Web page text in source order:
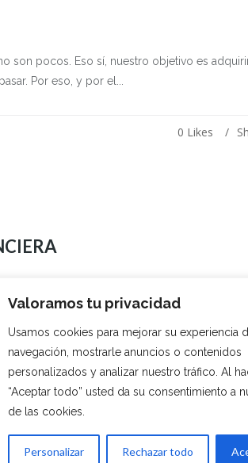
Valoramos tu privacidad
Usamos cookies para mejorar su experiencia
navegación, mostrarle anuncios o contenidos
personalizados y analizar nuestro tráfico. Al
“Aceptar todo” usted da su consentimiento a
de las cookies.
Personalizar Rechazar todo
son pocos. Eso sí, nuestro objetivo es
Por eso, y por el...
0 Likes
Seguro que al igual que yo has
Likes